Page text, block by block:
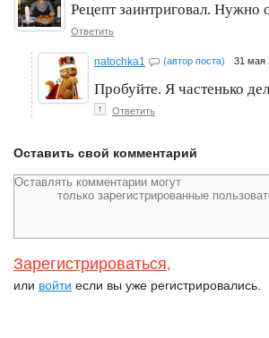
Рецепт заинтриговал. Нужно
Ответить
natochka1 (автор поста) 31 мая
Пробуйте. Я частенько
↑ Ответить
Оставить свой комментарий
Зарегистрироваться,
или войти если вы уже регистрировались.